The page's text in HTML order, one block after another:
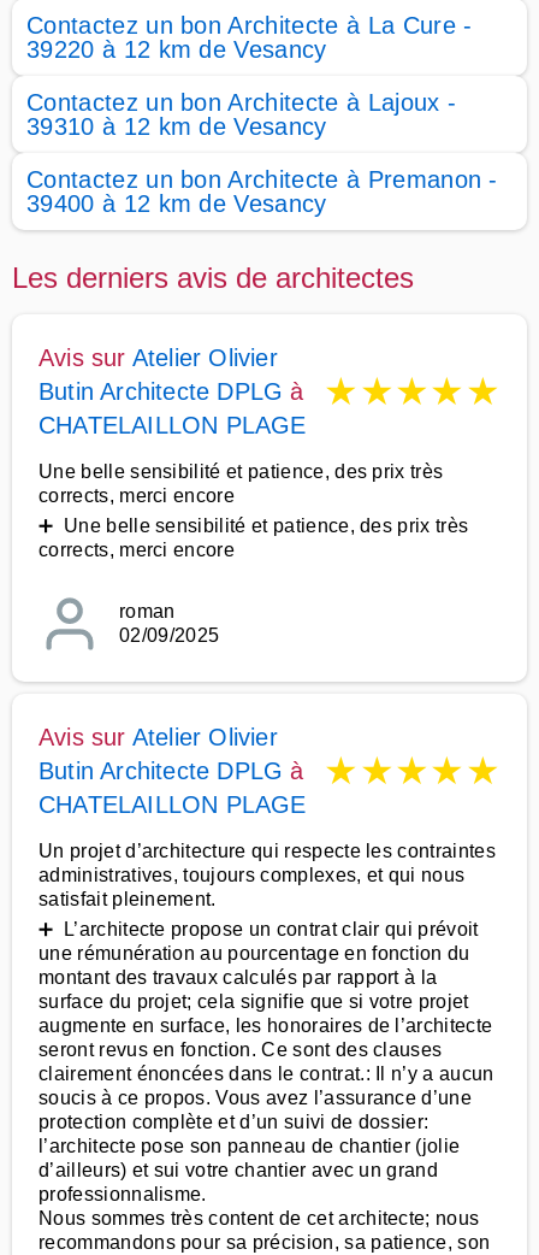
Contactez un bon Architecte à La Cure -
39220 à 12 km de Vesancy
Contactez un bon Architecte à Lajoux -
39310 à 12 km de Vesancy
Contactez un bon Architecte à Premanon -
39400 à 12 km de Vesancy
Les derniers avis de architectes
Avis sur Atelier Olivier
Butin Architecte DPLG à
CHATELAILLON PLAGE
★★★★★
Une belle sensibilité et patience, des prix très
corrects, merci encore
➕ Une belle sensibilité et patience, des prix très
corrects, merci encore
roman
02/09/2025
Avis sur Atelier Olivier
Butin Architecte DPLG à
CHATELAILLON PLAGE
★★★★★
Un projet d’architecture qui respecte les contraintes
administratives, toujours complexes, et qui nous
satisfait pleinement.
➕ L’architecte propose un contrat clair qui prévoit
une rémunération au pourcentage en fonction du
montant des travaux calculés par rapport à la
surface du projet; cela signifie que si votre projet
augmente en surface, les honoraires de l’architecte
seront revus en fonction. Ce sont des clauses
clairement énoncées dans le contrat.: Il n’y a aucun
soucis à ce propos. Vous avez l’assurance d’une
protection complète et d’un suivi de dossier:
l’architecte pose son panneau de chantier (jolie
d’ailleurs) et sui votre chantier avec un grand
professionnalisme.
Nous sommes très content de cet architecte; nous
recommandons pour sa précision, sa patience, son